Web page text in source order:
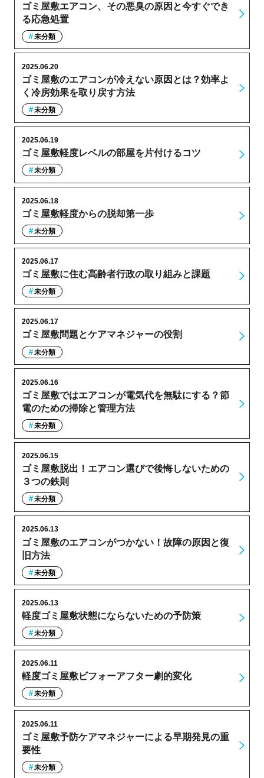
ゴミ屋敷エアコン、その悪臭の原因と今すぐでき
る応急処置
未分類
ゴミ屋敷のエアコンが冷えない原因とは？効率よ
く冷房効果を取り戻す方法
2025.06.20
未分類
ゴミ屋敷軽度レベルの部屋を片付けるコツ
2025.06.19
未分類
ゴミ屋敷軽度からの脱却第一歩
2025.06.18
未分類
ゴミ屋敷に住む高齢者行政の取り組みと課題
2025.06.17
未分類
ゴミ屋敷問題とケアマネジャーの役割
2025.06.17
未分類
ゴミ屋敷ではエアコンが電気代を無駄にする？節
電のための掃除と管理方法
2025.06.16
未分類
ゴミ屋敷脱出！エアコン選びで後悔しないための
３つの鉄則
2025.06.15
未分類
ゴミ屋敷のエアコンがつかない！故障の原因と復
旧方法
2025.06.13
未分類
軽度ゴミ屋敷状態にならないための予防策
2025.06.13
未分類
軽度ゴミ屋敷ビフォーアフター劇的変化
2025.06.11
未分類
ゴミ屋敷予防ケアマネジャーによる早期発見の重
要性
2025.06.11
未分類